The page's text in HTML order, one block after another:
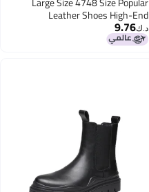
Leather Shoes High-End
Atmospheric Leather Shoes
د.ك‏9.76